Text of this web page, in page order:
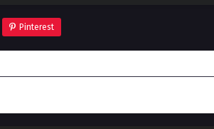
Pinterest